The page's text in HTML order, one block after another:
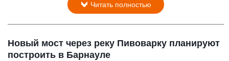
Читать полностью
Новый мост через реку Пивоварку планируют
построить в Барнауле